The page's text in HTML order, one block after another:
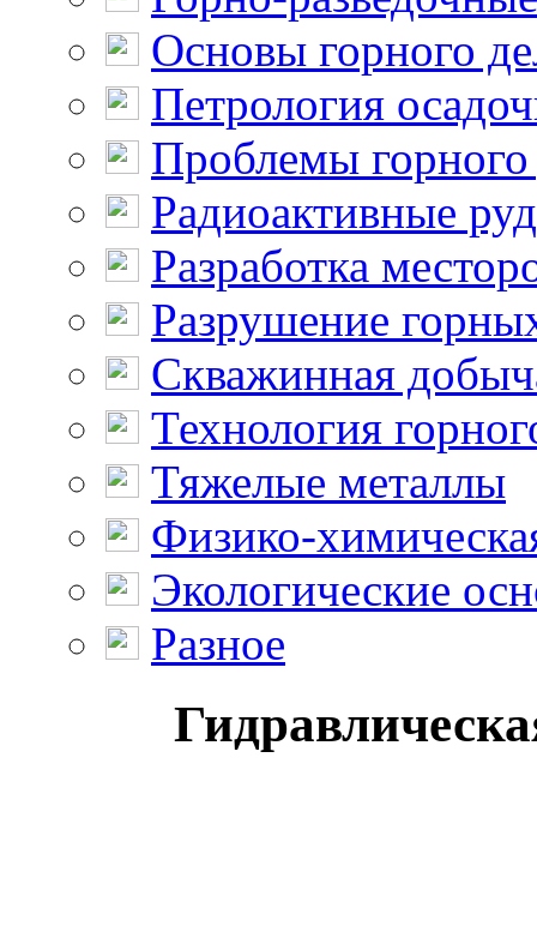
Основы горного
Петрология
Проблемы горного
Радиоактивные
Разработка
Разрушение
Скважинная
Технология
Тяжелые металлы
Физико-
Экологические
Разное